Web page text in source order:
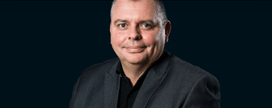
Essaouira 96.6
Safi 92.3
Taza 103.0
Taounate 95.6
Tiznit 103.1
SkhourRhamna 92.2
Taroudant 104.9
Guelmim 91.9